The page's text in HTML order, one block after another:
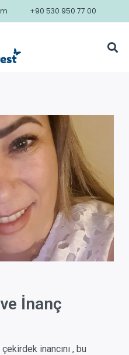
+90 530 950 77 00
İnanç
inancını , bu